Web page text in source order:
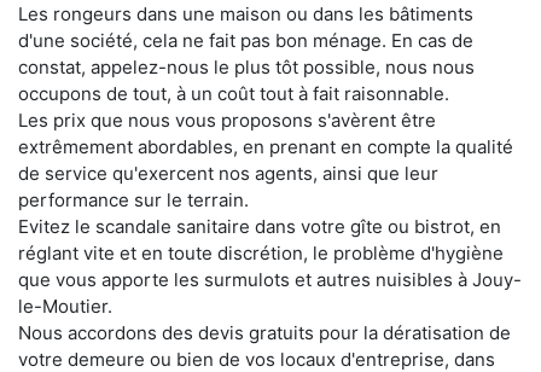
Les rongeurs dans une maison ou dans les bâtiments
d'une société, cela ne fait pas bon ménage. En cas de
constat, appelez-nous le plus tôt possible, nous nous
occupons de tout, à un coût tout à fait raisonnable.
Les prix que nous vous proposons s'avèrent être
extrêmement abordables, en prenant en compte la qualité
de service qu'exercent nos agents, ainsi que leur
performance sur le terrain.
Evitez le scandale sanitaire dans votre gîte ou bistrot, en
réglant vite et en toute discrétion, le problème d'hygiène
que vous apporte les surmulots et autres nuisibles à Jouy-
le-Moutier.
Nous accordons des devis gratuits pour la dératisation de
votre demeure ou bien de vos locaux d'entreprise, dans